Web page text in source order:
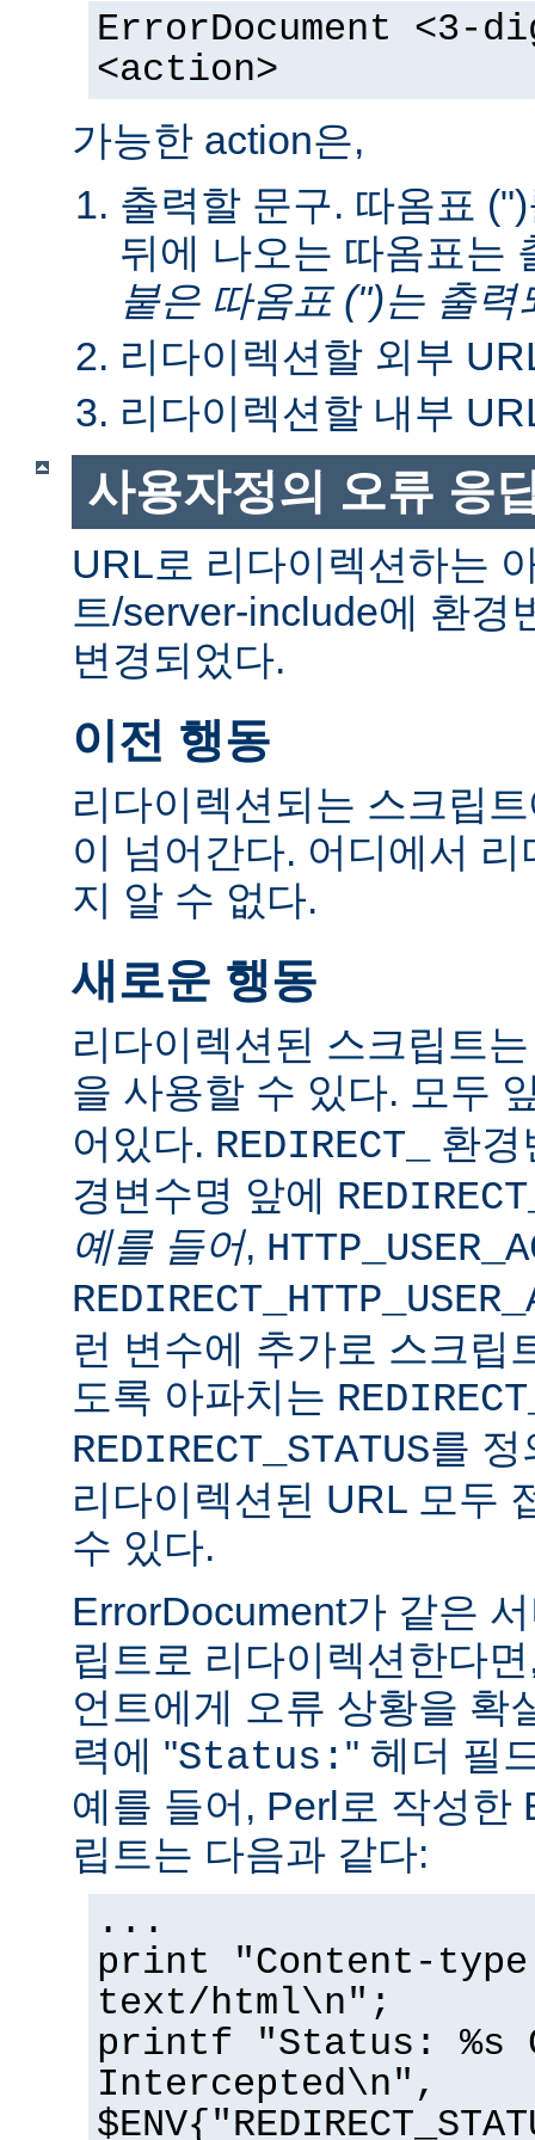
ErrorDocument <3-
<action>
가능한 action은,
출력할 문구. 따옴표
뒤에 나오는 따옴표는
붙은 따옴표 (")는 출력
리다이렉션할 외부
리다이렉션할 내부
사용자정의 오류 응
URL로 리다이렉션하는
트/server-include에 환경
변경되었다.
이전 행동
리다이렉션되는 스크립
이 넘어간다. 어디에서
지 알 수 없다.
새로운 행동
리다이렉션된 스크립트
을 사용할 수 있다. 모두
어있다. REDIRECT_
환경
경변수명 앞에
예를 들어,
런 변수에 추가로 스크립
도록 아파치는
REDIRECT_STATUS를 정
리다이렉션된 URL 모두
수 있다.
ErrorDocument가 같은
립트로 리다이렉션한다
언트에게 오류 상황을 확
력에 "Status: " 헤더 필
예를 들어, Perl로 작성한
립트는 다음과 같다:
...
print "Content-
text/html\n";
printf "Status: %s
Intercepted\n",